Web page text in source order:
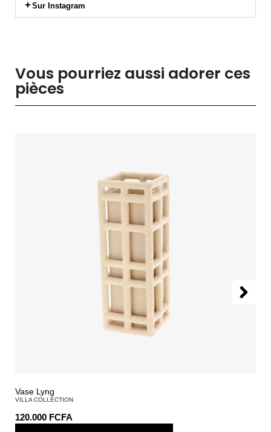
Sur Instagram
Vous pourriez aussi adorer ces
pièces
Vase Lyng
VILLA COLLECTION
120.000 FCFA